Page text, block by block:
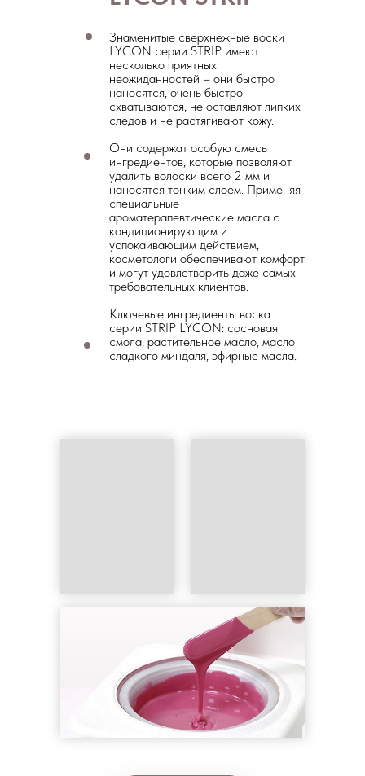
Знаменитые сверхнежные воски
LYCON серии STRIP имеют
несколько приятных
неожиданностей – они быстро
наносятся, очень быстро
схватываются, не оставляют липких
следов и не растягивают кожу.
Они содержат особую смесь
ингредиентов, которые позволяют
удалить волоски всего 2 мм и
наносятся тонким слоем. Применяя
специальные
ароматерапевтические масла с
кондиционирующим и
успокаивающим действием,
косметологи обеспечивают комфорт
и могут удовлетворить даже самых
требовательных клиентов.
Ключевые ингредиенты воска
серии STRIP LYCON: сосновая
смола, растительное масло, масло
сладкого миндаля, эфирные масла.
Биоэпиляция LYCON STRIP
1 800 ₽
Руки полностью
2 000 ₽